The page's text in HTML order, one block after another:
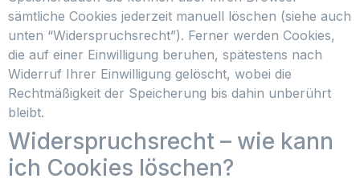
sämtliche Cookies jederzeit manuell löschen (siehe auch
unten “Widerspruchsrecht”). Ferner werden Cookies,
die auf einer Einwilligung beruhen, spätestens nach
Widerruf Ihrer Einwilligung gelöscht, wobei die
Rechtmäßigkeit der Speicherung bis dahin unberührt
bleibt.
Widerspruchsrecht – wie kann
ich Cookies löschen?